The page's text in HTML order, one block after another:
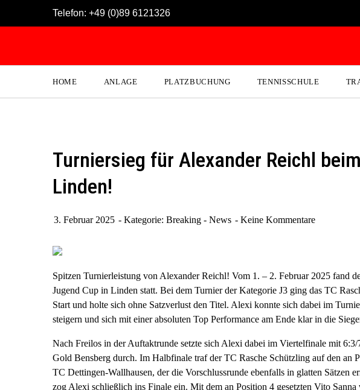
Telefon: +49 (0)89 6121326
HOME ANLAGE PLATZBUCHUNG TENNISSCHULE
Turniersieg für Alexander Reichl
Linden!
3. Februar 2025 Kategorie: Breaking - News Keine Kommentare
Spitzen Turnierleistung von Alexander Reichl! Vom 1. – 2. Februar 2025 fand
Jugend Cup in Linden statt. Bei dem Turnier der Kategorie J3 ging das TC
Start und holte sich ohne Satzverlust den Titel. Alexi konnte sich dabei im
steigern und sich mit einer absoluten Top Performance am Ende klar in die
Nach Freilos in der Auftaktrunde setzte sich Alexi dabei im Viertelfinale mit
Gold Bensberg durch. Im Halbfinale traf der TC Rasche Schützling auf den an
TC Dettingen-Wallhausen, der die Vorschlussrunde ebenfalls in glatten Sätzen
zog Alexi schließlich ins Finale ein. Mit dem an Position 4 gesetzten Vito